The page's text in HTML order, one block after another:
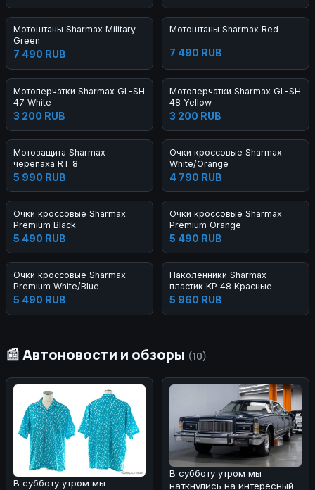
Мотоштаны Sharmax Military
Green
7 490 RUB
Мотоштаны Sharmax Red
7 490 RUB
Мотоперчатки Sharmax GL-SH
47 White
3 200 RUB
Мотоперчатки Sharmax GL-SH
48 Yellow
3 200 RUB
Мотозащита Sharmax
черепаха RT 8
5 990 RUB
Очки кроссовые Sharmax
White/Orange
4 790 RUB
Очки кроссовые Sharmax
Premium Black
5 490 RUB
Очки кроссовые Sharmax
Premium Orange
5 490 RUB
Очки кроссовые Sharmax
Premium White/Blue
5 490 RUB
Наколенники Sharmax
пластик KP 48 Красные
5 960 RUB
📰 Автоновости и обзоры (10)
В субботу утром мы
В субботу утром мы
наткнулись на интересный